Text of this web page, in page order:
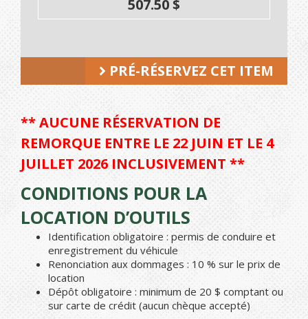
507.50 $
PRÉ-RÉSERVEZ CET ITEM
** AUCUNE RÉSERVATION DE
REMORQUE ENTRE LE 22 JUIN ET LE 4
JUILLET 2026 INCLUSIVEMENT **
CONDITIONS POUR LA
LOCATION D’OUTILS
Identification obligatoire : permis de conduire et
enregistrement du véhicule
Renonciation aux dommages : 10 % sur le prix de
location
Dépôt obligatoire : minimum de 20 $ comptant ou
sur carte de crédit (aucun chèque accepté)